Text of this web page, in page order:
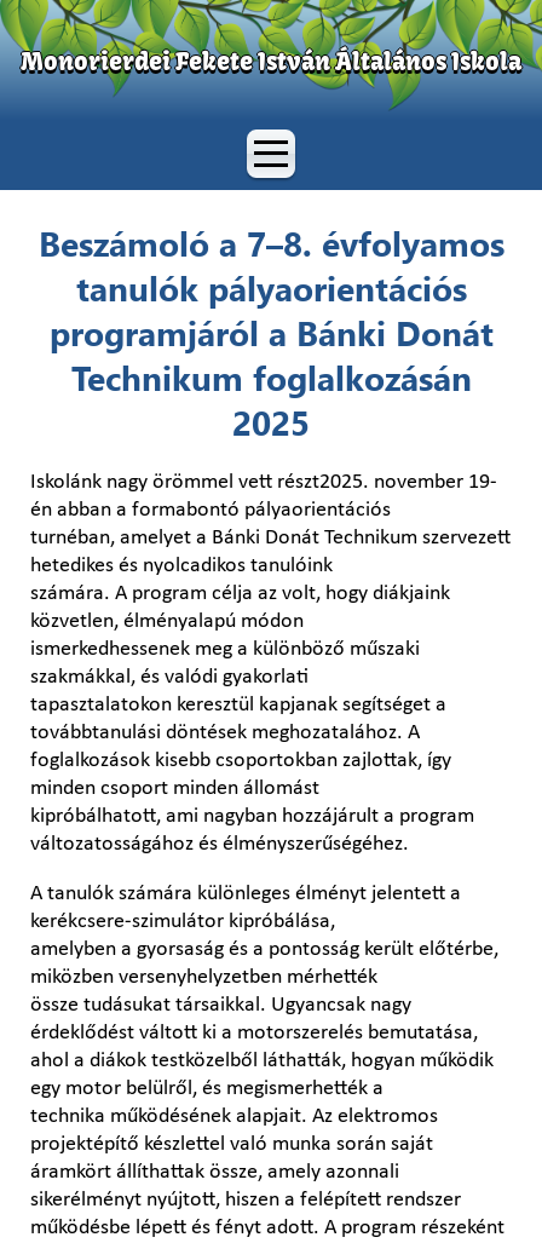
Monorierdei Fekete István Általános Iskola
Beszámoló a 7–8. évfolyamos
tanulók pályaorientációs
programjáról a Bánki Donát
Technikum foglalkozásán
2025
Iskolánk nagy örömmel vett részt2025. november 19-
én abban a formabontó pályaorientációs
turnéban, amelyet a Bánki Donát Technikum szervezett
hetedikes és nyolcadikos tanulóink
számára. A program célja az volt, hogy diákjaink
közvetlen, élményalapú módon
ismerkedhessenek meg a különböző műszaki
szakmákkal, és valódi gyakorlati
tapasztalatokon keresztül kapjanak segítséget a
továbbtanulási döntések meghozatalához. A
foglalkozások kisebb csoportokban zajlottak, így
minden csoport minden állomást
kipróbálhatott, ami nagyban hozzájárult a program
változatosságához és élményszerűségéhez.
A tanulók számára különleges élményt jelentett a
kerékcsere-szimulátor kipróbálása,
amelyben a gyorsaság és a pontosság került előtérbe,
miközben versenyhelyzetben mérhették
össze tudásukat társaikkal. Ugyancsak nagy
érdeklődést váltott ki a motorszerelés bemutatása,
ahol a diákok testközelből láthatták, hogyan működik
egy motor belülről, és megismerhették a
technika működésének alapjait. Az elektromos
projektépítő készlettel való munka során saját
áramkört állíthattak össze, amely azonnali
sikerélményt nyújtott, hiszen a felépített rendszer
működésbe lépett és fényt adott. A program részeként